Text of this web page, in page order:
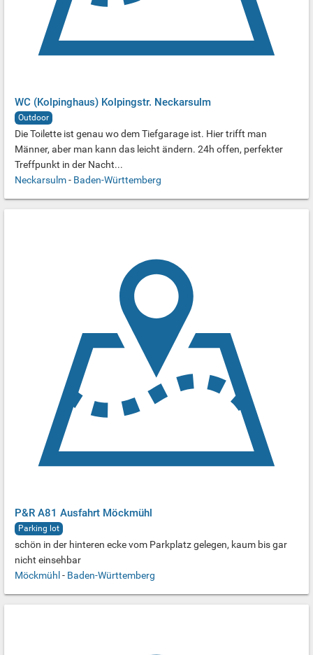
WC (Kolpinghaus) Kolpingstr. Neckarsulm
Outdoor
Die Toilette ist genau wo dem Tiefgarage ist. Hier trifft man
Männer, aber man kann das leicht ändern. 24h offen, perfekter
Treffpunkt in der Nacht...
Neckarsulm- Baden-Württemberg
P&R A81 Ausfahrt Möckmühl
Parking lot
schön in der hinteren ecke vom Parkplatz gelegen, kaum bis gar
nicht einsehbar
Möckmühl - Baden-Württemberg